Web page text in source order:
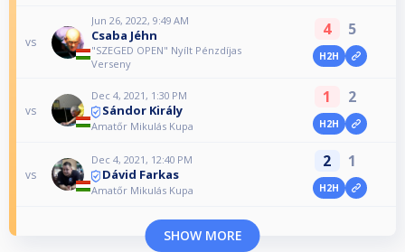
vs
Jun 26, 2022, 9:49 AM
Csaba Jéhn
"SZEGED OPEN" Nyílt Pénzdíjas
Verseny
4 5
H2H
vs
Dec 4, 2021, 1:30 PM
Sándor Király
Amatőr Mikulás Kupa
1 2
H2H
vs
Dec 4, 2021, 12:40 PM
Dávid Farkas
Amatőr Mikulás Kupa
2 1
H2H
SHOW MORE